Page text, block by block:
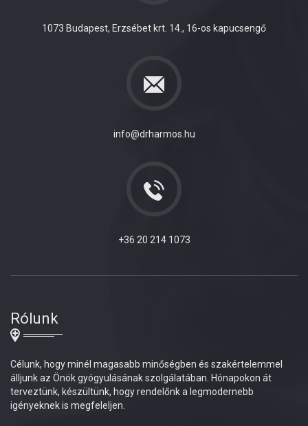
1073 Budapest, Erzsébet krt. 14., 16-os kapucsengő
info@drharmos.hu
+36 20 214 1073
Rólunk
Célunk, hogy minél magasabb minőségben és szakértelemmel
álljunk az Önök gyógyulásának szolgálatában. Hónapokon át
terveztünk, készültünk, hogy rendelőnk a legmodernebb
igényeknek is megfeleljen.